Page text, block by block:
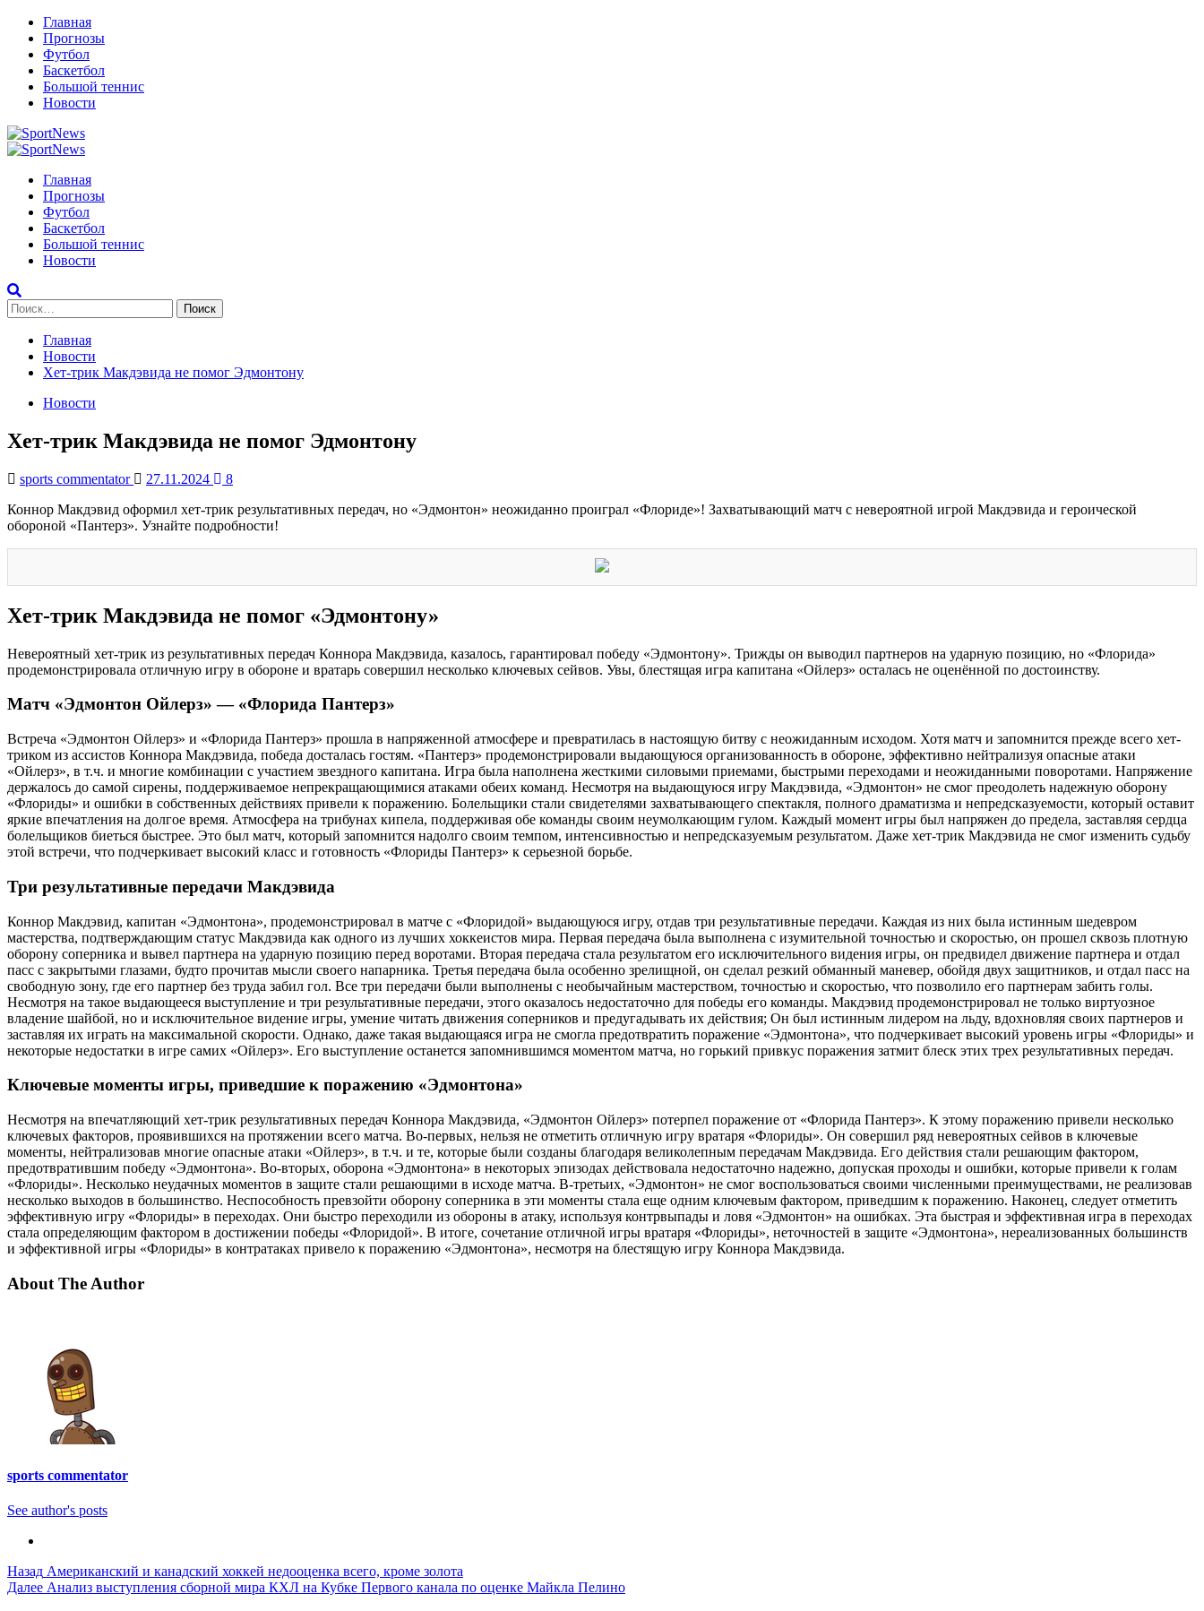
Перейти
содержимому
Главная
Прогнозы
Футбол
Баскетбол
Большой теннис
Новости
Primary
Главная
Прогнозы
Футбол
Баскетбол
Большой теннис
Новости
Найти:
Главная
Новости
Хет-трик Макдэвида не помог Эдмонтону
Новости
Хет-трик Макдэвида не помог Эдмонтону
sports commentator 27.11.2024
8
Коннор Макдэвид оформил хет-трик результативных передач, но «Эдмонтон» неожиданно проиграл «Флориде»! Захватывающий матч с невероятной игрой Макдэвида и героической
обороной «Пантерз». Узнайте подробности!
Хет-трик Макдэвида не помог «Эдмонтону»
Невероятный хет-трик из результативных передач Коннора Макдэвида, казалось, гарантировал победу «Эдмонтону». Трижды он выводил партнеров на ударную позицию, но «Флорида»
продемонстрировала отличную игру в обороне и вратарь совершил несколько ключевых сейвов. Увы, блестящая игра капитана «Ойлерз» осталась не оценённой по достоинству.
Матч «Эдмонтон Ойлерз» — «Флорида Пантерз»
Встреча «Эдмонтон Ойлерз» и «Флорида Пантерз» прошла в напряженной атмосфере и превратилась в настоящую битву с неожиданным исходом. Хотя матч и запомнится прежде всего хет-
триком из ассистов Коннора Макдэвида, победа досталась гостям. «Пантерз» продемонстрировали выдающуюся организованность в обороне, эффективно нейтрализуя опасные атаки
«Ойлерз», в т.ч. и многие комбинации с участием звездного капитана. Игра была наполнена жесткими силовыми приемами, быстрыми переходами и неожиданными поворотами. Напряжение
держалось до самой сирены, поддерживаемое непрекращающимися атаками обеих команд. Несмотря на выдающуюся игру Макдэвида, «Эдмонтон» не смог преодолеть надежную оборону
«Флориды» и ошибки в собственных действиях привели к поражению. Болельщики стали свидетелями захватывающего спектакля, полного драматизма и непредсказуемости, который оставит
яркие впечатления на долгое время. Атмосфера на трибунах кипела, поддерживая обе команды своим неумолкающим гулом. Каждый момент игры был напряжен до предела, заставляя сердца
болельщиков биеться быстрее. Это был матч, который запомнится надолго своим темпом, интенсивностью и непредсказуемым результатом. Даже хет-трик Макдэвида не смог изменить судьбу
этой встречи, что подчеркивает высокий класс и готовность «Флориды Пантерз» к серьезной борьбе.
Три результативные передачи Макдэвида
Коннор Макдэвид, капитан «Эдмонтона», продемонстрировал в матче с «Флоридой» выдающуюся игру, отдав три результативные передачи. Каждая из них была истинным шедевром
мастерства, подтверждающим статус Макдэвида как одного из лучших хоккеистов мира. Первая передача была выполнена с изумительной точностью и скоростью, он прошел сквозь плотную
оборону соперника и вывел партнера на ударную позицию перед воротами. Вторая передача стала результатом его исключительного видения игры, он предвидел движение партнера и отдал
пасс с закрытыми глазами, будто прочитав мысли своего напарника. Третья передача была особенно зрелищной, он сделал резкий обманный маневер, обойдя двух защитников, и отдал пасс на
свободную зону, где его партнер без труда забил гол. Все три передачи были выполнены с необычайным мастерством, точностью и скоростью, что позволило его партнерам забить голы.
Несмотря на такое выдающееся выступление и три результативные передачи, этого оказалось недостаточно для победы его команды. Макдэвид продемонстрировал не только виртуозное
владение шайбой, но и исключительное видение игры, умение читать движения соперников и предугадывать их действия; Он был истинным лидером на льду, вдохновляя своих партнеров и
заставляя их играть на максимальной скорости. Однако, даже такая выдающаяся игра не смогла предотвратить поражение «Эдмонтона», что подчеркивает высокий уровень игры «Флориды» и
некоторые недостатки в игре самих «Ойлерз». Его выступление останется запомнившимся моментом матча, но горький привкус поражения затмит блеск этих трех результативных передач.
Ключевые моменты игры, приведшие к поражению «Эдмонтона»
Несмотря на впечатляющий хет-трик результативных передач Коннора Макдэвида, «Эдмонтон Ойлерз» потерпел поражение от «Флорида Пантерз». К этому поражению привели несколько
ключевых факторов, проявившихся на протяжении всего матча. Во-первых, нельзя не отметить отличную игру вратаря «Флориды». Он совершил ряд невероятных сейвов в ключевые
моменты, нейтрализовав многие опасные атаки «Ойлерз», в т.ч. и те, которые были созданы благодаря великолепным передачам Макдэвида. Его действия стали решающим фактором,
предотвратившим победу «Эдмонтона». Во-вторых, оборона «Эдмонтона» в некоторых эпизодах действовала недостаточно надежно, допуская проходы и ошибки, которые привели к голам
«Флориды». Несколько неудачных моментов в защите стали решающими в исходе матча. В-третьих, «Эдмонтон» не смог воспользоваться своими численными преимуществами, не реализовав
несколько выходов в большинство. Неспособность превзойти оборону соперника в эти моменты стала еще одним ключевым фактором, приведшим к поражению. Наконец, следует отметить
эффективную игру «Флориды» в переходах. Они быстро переходили из обороны в атаку, используя контрвыпады и ловя «Эдмонтон» на ошибках. Эта быстрая и эффективная игра в переходах
стала определяющим фактором в достижении победы «Флоридой». В итоге, сочетание отличной игры вратаря «Флориды», неточностей в защите «Эдмонтона», нереализованных большинств
и эффективной игры «Флориды» в контратаках привело к поражению «Эдмонтона», несмотря на блестящую игру Коннора Макдэвида.
About The Author
sports commentator
See author's posts
Post
Navigation
Назад Американский и канадский хоккей недооценка всего, кроме золота
Далее Анализ выступления сборной мира КХЛ на Кубке Первого канала по оценке Майкла Пелино